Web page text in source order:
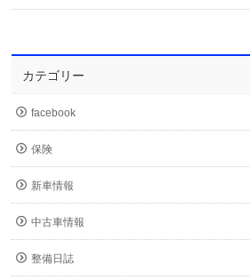
カテゴリー
facebook
保険
新車情報
中古車情報
整備日誌